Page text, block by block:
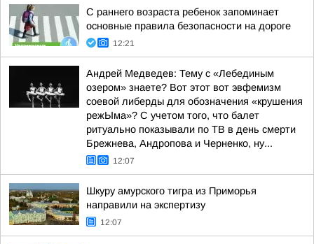
С раннего возраста ребенок запоминает
основные правила безопасности на дороге
12:21
Андрей Медведев: Тему с «Лебединым
озером» знаете? Вот этот вот эвфемизм
соевой либерды для обозначения «крушения
режЫма»? С учетом того, что балет
ритуально показывали по ТВ в день смерти
Брежнева, Андропова и Черненко, ну...
12:07
Шкуру амурского тигра из Приморья
направили на экспертизу
12:07